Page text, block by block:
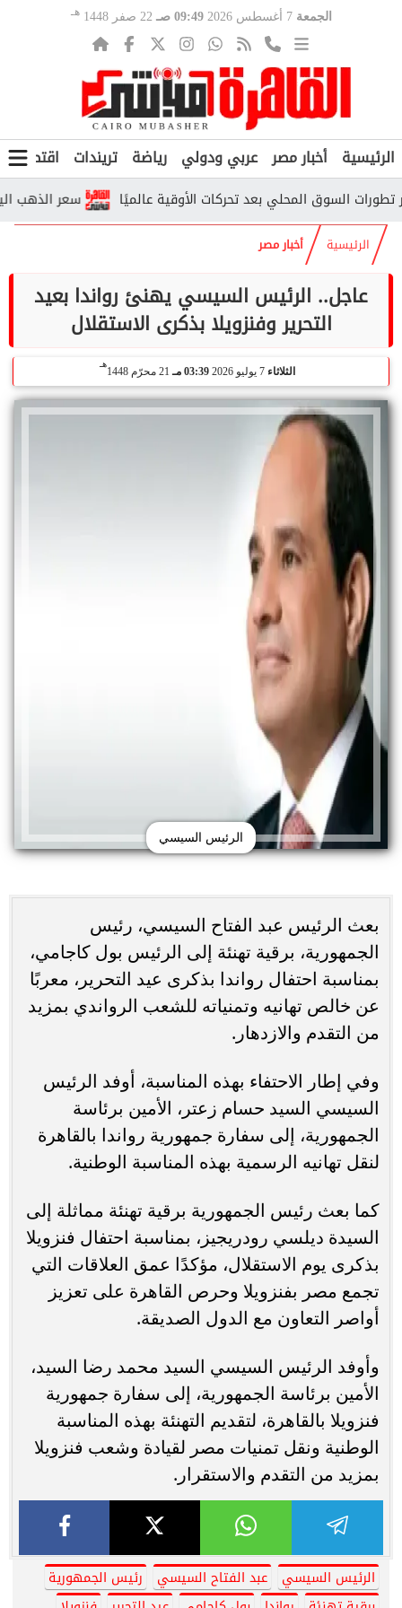
الجمعة 7 أغسطس 2026 09:49 صـ 22 صفر 1448 هـ
الرئيسية أخبار مصر عربي ودولي رياضة تريندات اقتصاد
سعر الذهب اليوم السوق المحلي بعد تحركات الأوقية عالميًا
الرئيسية أخبار مصر
عاجل.. الرئيس السيسي يهنئ رواندا بعيد
التحرير وفنزويلا بذكرى الاستقلال
الثلاثاء 03:39 مـ 21 محرّم 1448
هـ
الرئيس السيسي
بعث الرئيس عبد الفتاح السيسي، رئيس
الجمهورية، برقية تهنئة إلى الرئيس بول كاجامي،
بمناسبة احتفال رواندا بذكرى عيد التحرير، معربًا
عن خالص تهانيه وتمنياته للشعب الرواندي بمزيد
من التقدم والازدهار.
وفي إطار الاحتفاء بهذه المناسبة، أوفد الرئيس
السيسي السيد حسام زعتر، الأمين برئاسة
الجمهورية، إلى سفارة جمهورية رواندا بالقاهرة
لنقل تهانيه الرسمية بهذه المناسبة الوطنية.
كما بعث رئيس الجمهورية برقية تهنئة مماثلة إلى
السيدة ديلسي رودريجيز، بمناسبة احتفال فنزويلا
بذكرى يوم الاستقلال، مؤكدًا عمق العلاقات التي
تجمع مصر بفنزويلا وحرص القاهرة على تعزيز
أواصر التعاون مع الدول الصديقة.
وأوفد الرئيس السيسي السيد محمد رضا السيد،
الأمين برئاسة الجمهورية، إلى سفارة جمهورية
فنزويلا بالقاهرة، لتقديم التهنئة بهذه المناسبة
الوطنية ونقل تمنيات مصر لقيادة وشعب فنزويلا
بمزيد من التقدم والاستقرار.
الرئيس السيسي عبد الفتاح السيسي
رئيس الجمهورية